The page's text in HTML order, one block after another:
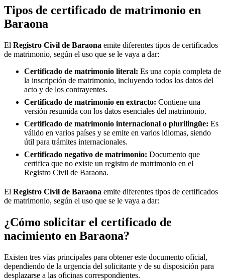
Tipos de certificado de matrimonio en
Baraona
El Registro Civil de Baraona emite diferentes tipos de certificados
de matrimonio, según el uso que se le vaya a dar:
Certificado de matrimonio literal: Es una copia completa de
la inscripción de matrimonio, incluyendo todos los datos del
acto y de los contrayentes.
Certificado de matrimonio en extracto: Contiene una
versión resumida con los datos esenciales del matrimonio.
Certificado de matrimonio internacional o plurilingüe: Es
válido en varios países y se emite en varios idiomas, siendo
útil para trámites internacionales.
Certificado negativo de matrimonio: Documento que
certifica que no existe un registro de matrimonio en el
Registro Civil de Baraona.
El Registro Civil de Baraona emite diferentes tipos de certificados
de matrimonio, según el uso que se le vaya a dar:
¿Cómo solicitar el certificado de
nacimiento en Baraona?
Existen tres vías principales para obtener este documento oficial,
dependiendo de la urgencia del solicitante y de su disposición para
desplazarse a las oficinas correspondientes.